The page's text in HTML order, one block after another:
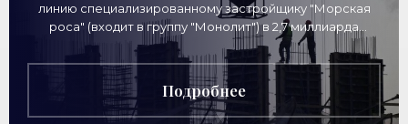
линию специализированному застройщику "Морская
роса" (входит в группу "Монолит") в 2,7 миллиарда
рублей для
Подробнее